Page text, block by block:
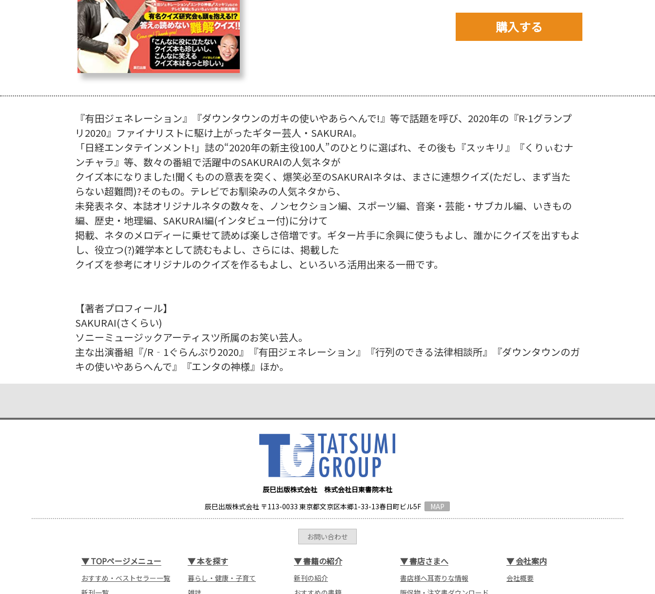
購入する
『有田ジェネレーション』『ダウンタウンのガキの使いやあらへんで!』等で話題を呼び、2020年の『R-1グランプ
リ2020』ファイナリストに駆け上がったギター芸人・SAKURAI。
「日経エンタテインメント!」誌の“2020年の新主役100人”のひとりに選ばれ、その後も『スッキリ』『くりぃむナ
ンチャラ』等、数々の番組で活躍中のSAKURAIの人気ネタが
クイズ本になりました!聞くものの意表を突く、爆笑必至のSAKURAIネタは、まさに連想クイズ(ただし、まず当た
らない超難問)?そのもの。テレビでお馴染みの人気ネタから、
未発表ネタ、本誌オリジナルネタの数々を、ノンセクション編、スポーツ編、音楽・芸能・サブカル編、いきもの
編、歴史・地理編、SAKURAI編(インタビュー付)に分けて
掲載、ネタのメロディーに乗せて読めば楽しさ倍増です。ギター片手に余興に使うもよし、誰かにクイズを出すもよ
し、役立つ(?)雑学本として読むもよし、さらには、掲載した
クイズを参考にオリジナルのクイズを作るもよし、といろいろ活用出来る一冊です。
【著者プロフィール】
SAKURAI(さくらい)
ソニーミュージックアーティスツ所属のお笑い芸人。
主な出演番組『/R‐1ぐらんぷり2020』『有田ジェネレーション』『行列のできる法律相談所』『ダウンタウンのガ
キの使いやあらへんで』『エンタの神様』ほか。
辰巳出版株式会社 株式会社日東書院本社
辰巳出版株式会社 〒113-0033 東京都文京区本郷1-33-13春日町ビル5F
MAP
お問い合わせ
▼TOPページメニュー
おすすめ・ベストセラー一覧
▼本を探す
暮らし・健康・子育て
▼書籍の紹介
新刊の紹介
▼書店さまへ
書店様へ耳寄りな情報
▼会社案内
会社概要